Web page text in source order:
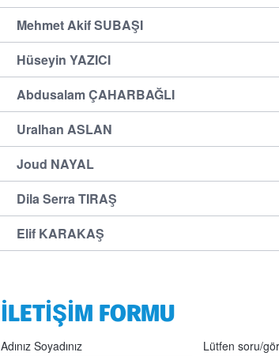
Mehmet Akif SUBAŞI
Hüseyin YAZICI
Abdusalam ÇAHARBAĞLI
Uralhan ASLAN
Joud NAYAL
Dila Serra TIRAŞ
Elif KARAKAŞ
İLETİŞİM FORMU
Adınız Soyadınız Lütfen soru/